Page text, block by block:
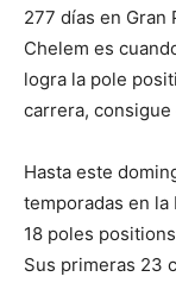
277 días en Gran
Chelem es
logra la pole
carrera,
Hasta este
temporadas en la
18 poles
Sus primeras 23